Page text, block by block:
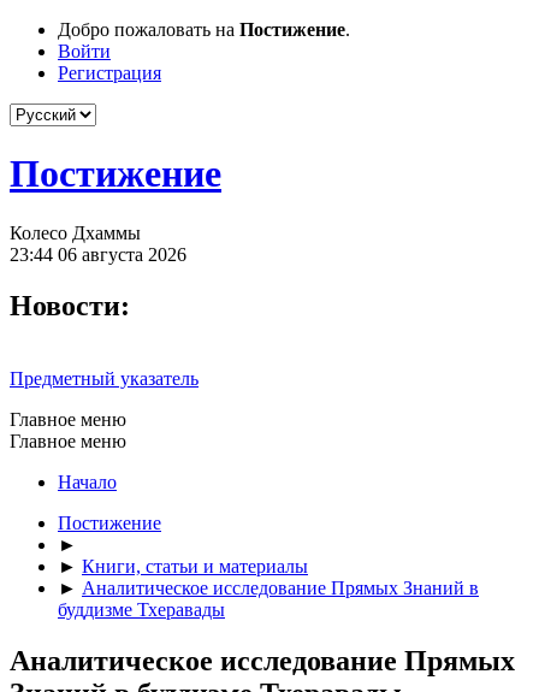
Добро пожаловать на Постижение.
Войти
Регистрация
Постижение
Колесо Дхаммы
23:44 06 августа 2026
Новости:
Предметный указатель
Главное меню
Главное меню
Начало
Постижение
►
► Книги, статьи и материалы
► Аналитическое исследование Прямых Знаний в
буддизме Тхеравады
Аналитическое исследование Прямых